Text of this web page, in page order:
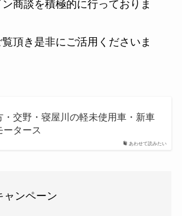
商談を積極的に行っておりま
頂き是非にご活用くださいま
あわせて読みたい
・交野・寝屋川の軽未使用車・新車
ータース
ャンペーン